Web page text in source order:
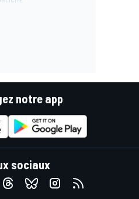
notre app
sociaux